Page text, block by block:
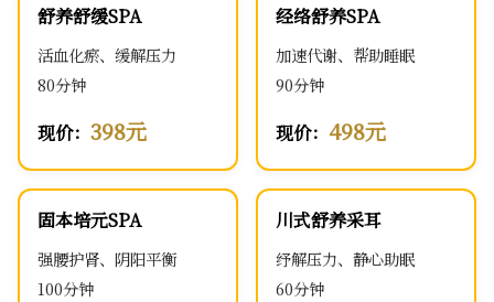
舒养舒缓SPA
活血化瘀、缓解压力
80分钟
现价： 398元
经络舒养SPA
加速代谢、帮助睡眠
90分钟
现价： 498元
固本培元SPA
强腰护肾、阴阳平衡
100分钟
川式舒养采耳
纾解压力、静心助眠
60分钟